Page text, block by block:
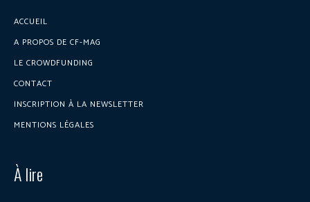
ACCUEIL
A PROPOS DE CF-MAG
LE CROWDFUNDING
CONTACT
INSCRIPTION À LA NEWSLETTER
MENTIONS LÉGALES
À lire